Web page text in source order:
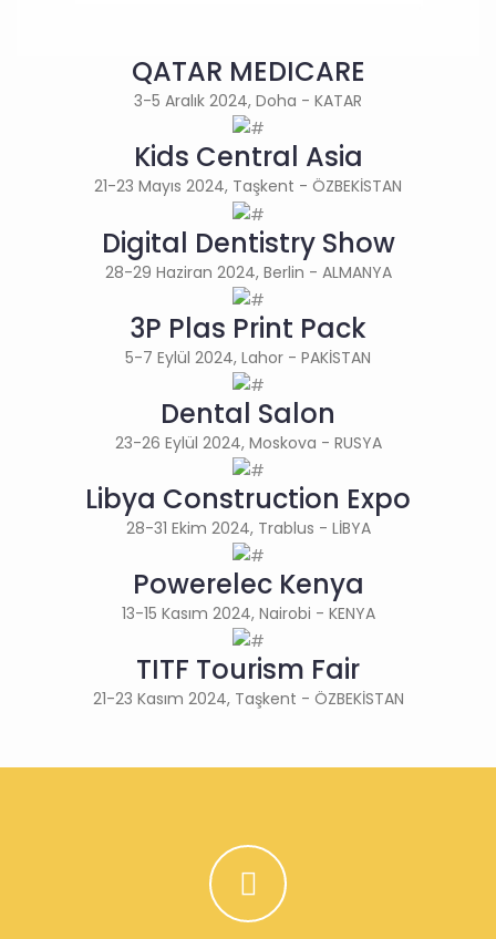
QATAR MEDICARE
3-5 Aralık 2024, Doha - KATAR
Kids Central Asia
21-23 Mayıs 2024, Taşkent - ÖZBEKİSTAN
Digital Dentistry Show
28-29 Haziran 2024, Berlin - ALMANYA
3P Plas Print Pack
5-7 Eylül 2024, Lahor - PAKİSTAN
Dental Salon
23-26 Eylül 2024, Moskova - RUSYA
Libya Construction Expo
28-31 Ekim 2024, Trablus - LİBYA
Powerelec Kenya
13-15 Kasım 2024, Nairobi - KENYA
TITF Tourism Fair
21-23 Kasım 2024, Taşkent - ÖZBEKİSTAN